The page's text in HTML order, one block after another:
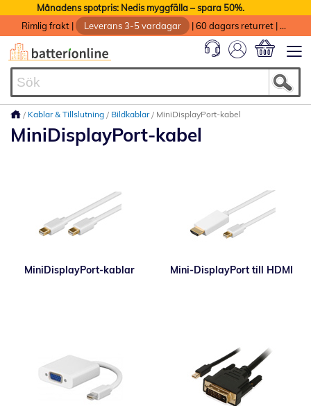
Månadens spotpris: Nedis myggfälla – spara 50%.
Rimlig frakt | Leverans 3-5 vardagar |60 dagars returret |
Kablar & Tillslutning Bildkablar MiniDisplayPort-kabel
MiniDisplayPort-kabel
MiniDisplayPort-kablar Mini-DisplayPort till HDMI